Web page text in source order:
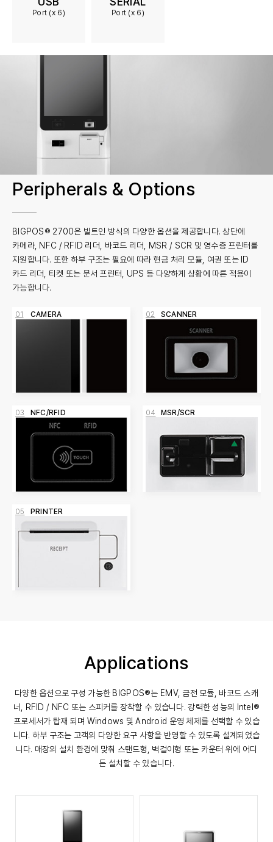
Port (x 6) Port (x 6)
Peripherals & Options
BIGPOS® 2700은 빌트인 방식의 다양한 옵션을 제공합니다. 상단에
카메라, NFC / RFID 리더, 바코드 리더, MSR / SCR 및 영수증 프린터를
지원합니다. 또한 하부 구조는 필요에 따라 현금 처리 모듈, 여권 또는 ID
카드 리더, 티켓 또는 문서 프린터, UPS 등 다양하게 상황에 따른 적용이
가능합니다.
01 CAMERA 02 SCANNER
03 NFC/RFID 04 MSR/SCR
05 PRINTER
Applications
다양한 옵션으로 구성 가능한 BIGPOS®는 EMV, 금전 모듈, 바코드 스캐
너, RFID / NFC 또는 스피커를 장착할 수 있습니다.강력한 성능의 Intel®
프로세서가 탑재 되며 Windows 및 Android 운영 체제를 선택할 수 있습
니다. 하부 구조는 고객의 다양한 요구 사항을 반영할 수 있도록 설계되었습
니다. 매장의 설치 환경에 맞춰 스탠드형, 벽걸이형 또는 카운터 위에 어디
든 설치할 수 있습니다.